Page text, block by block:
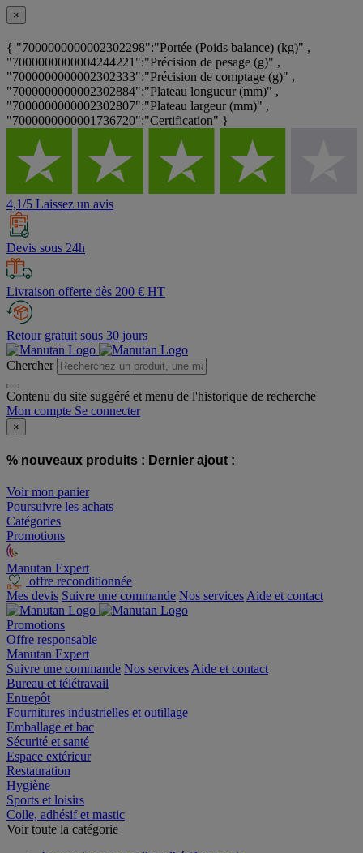
×
{ "7000000000002302298":"Portée (Poids balance) (kg)" ,
"7000000000004244221":"Précision de pesage (g)" ,
"7000000000002302333":"Précision de comptage (g)" ,
"7000000000002302884":"Plateau longueur (mm)" ,
"7000000000002302807":"Plateau largeur (mm)" ,
"7000000000001736720":"Certification" }
4,1/5 Laissez un avis
Devis sous 24h
Livraison offerte dès 200 € HT
Retour gratuit sous 30 jours
Chercher
Contenu du site suggéré et menu de l'historique de recherche
Mon compte Se connecter
×
% nouveaux produits : Dernier ajout :
Voir mon panier
Poursuivre les achats
Catégories
Promotions
Manutan Expert
offre reconditionnée
Mes devis Suivre une commande Nos services Aide et contact
Promotions
Offre responsable
Manutan Expert
Suivre une commande Nos services Aide et contact
Bureau et télétravail
Entrepôt
Fournitures industrielles et outillage
Emballage et bac
Sécurité et santé
Espace extérieur
Restauration
Hygiène
Sports et loisirs
Colle, adhésif et mastic
Voir toute la catégorie